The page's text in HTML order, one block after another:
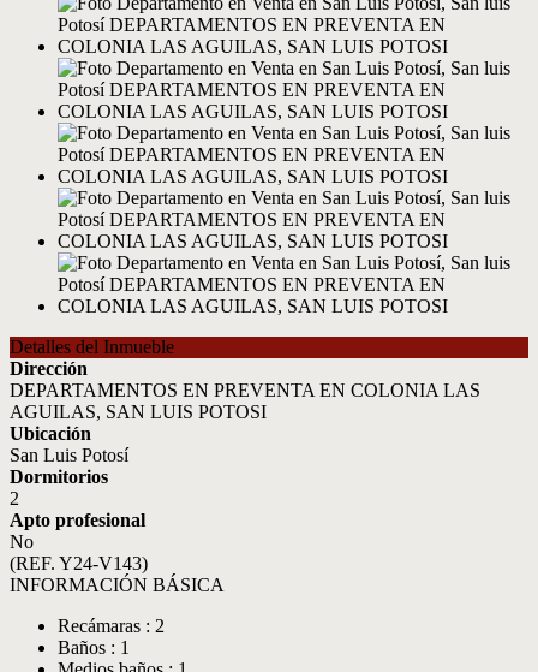
Detalles del Inmueble
Dirección
DEPARTAMENTOS EN PREVENTA EN COLONIA LAS
AGUILAS, SAN LUIS POTOSI
Ubicación
San Luis Potosí
Dormitorios
2
Apto profesional
No
(REF. Y24-V143)
INFORMACIÓN BÁSICA
Recámaras : 2
Baños : 1